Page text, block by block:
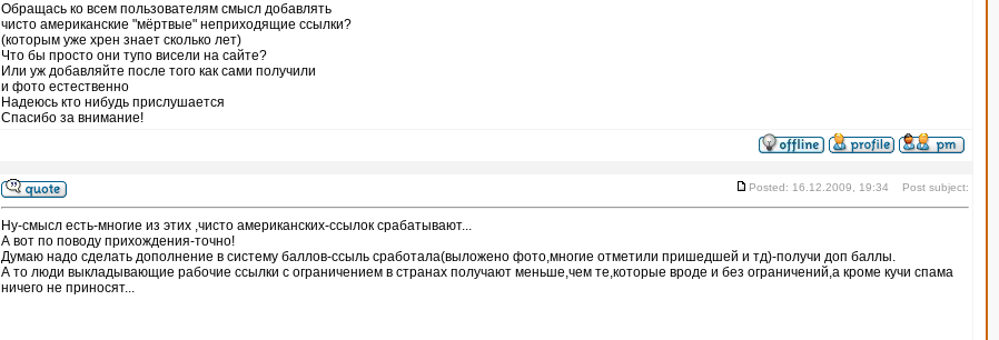
Обращась ко всем пользователям смысл добавлять
чисто американские "мёртвые" неприходящие ссылки?
(которым уже хрен знает сколько лет)
Что бы просто они тупо висели на сайте?
Или уж добавляйте после того как сами получили
и фото естественно
Надеюсь кто нибудь прислушается
Спасибо за внимание!
Posted: 16.12.2009, 19:34 Post subject:
Ну-смысл есть-многие из этих ,чисто американских-ссылок срабатывают...
А вот по поводу прихождения-точно!
Думаю надо сделать дополнение в систему баллов-ссыль сработала(выложено фото,многие отметили пришедшей и тд)-получи доп баллы.
А то люди выкладывающие рабочие ссылки с ограничением в странах получают меньше,чем те,которые вроде и без ограничений,а кроме кучи спама
ничего не приносят...